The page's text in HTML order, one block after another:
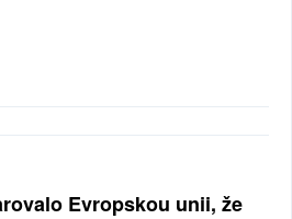
Evropskou unii, že